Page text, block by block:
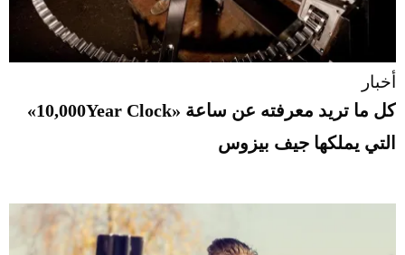
أخبار
كل ما تريد معرفته عن ساعة «10,000Year Clock»
التي يملكها جيف بيزوس